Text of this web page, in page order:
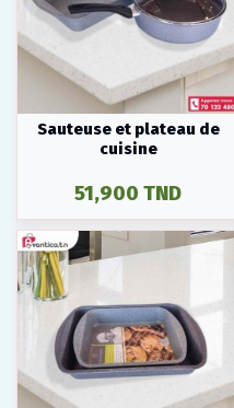
Sauteuse et plateau de
cuisine
51,900 TND